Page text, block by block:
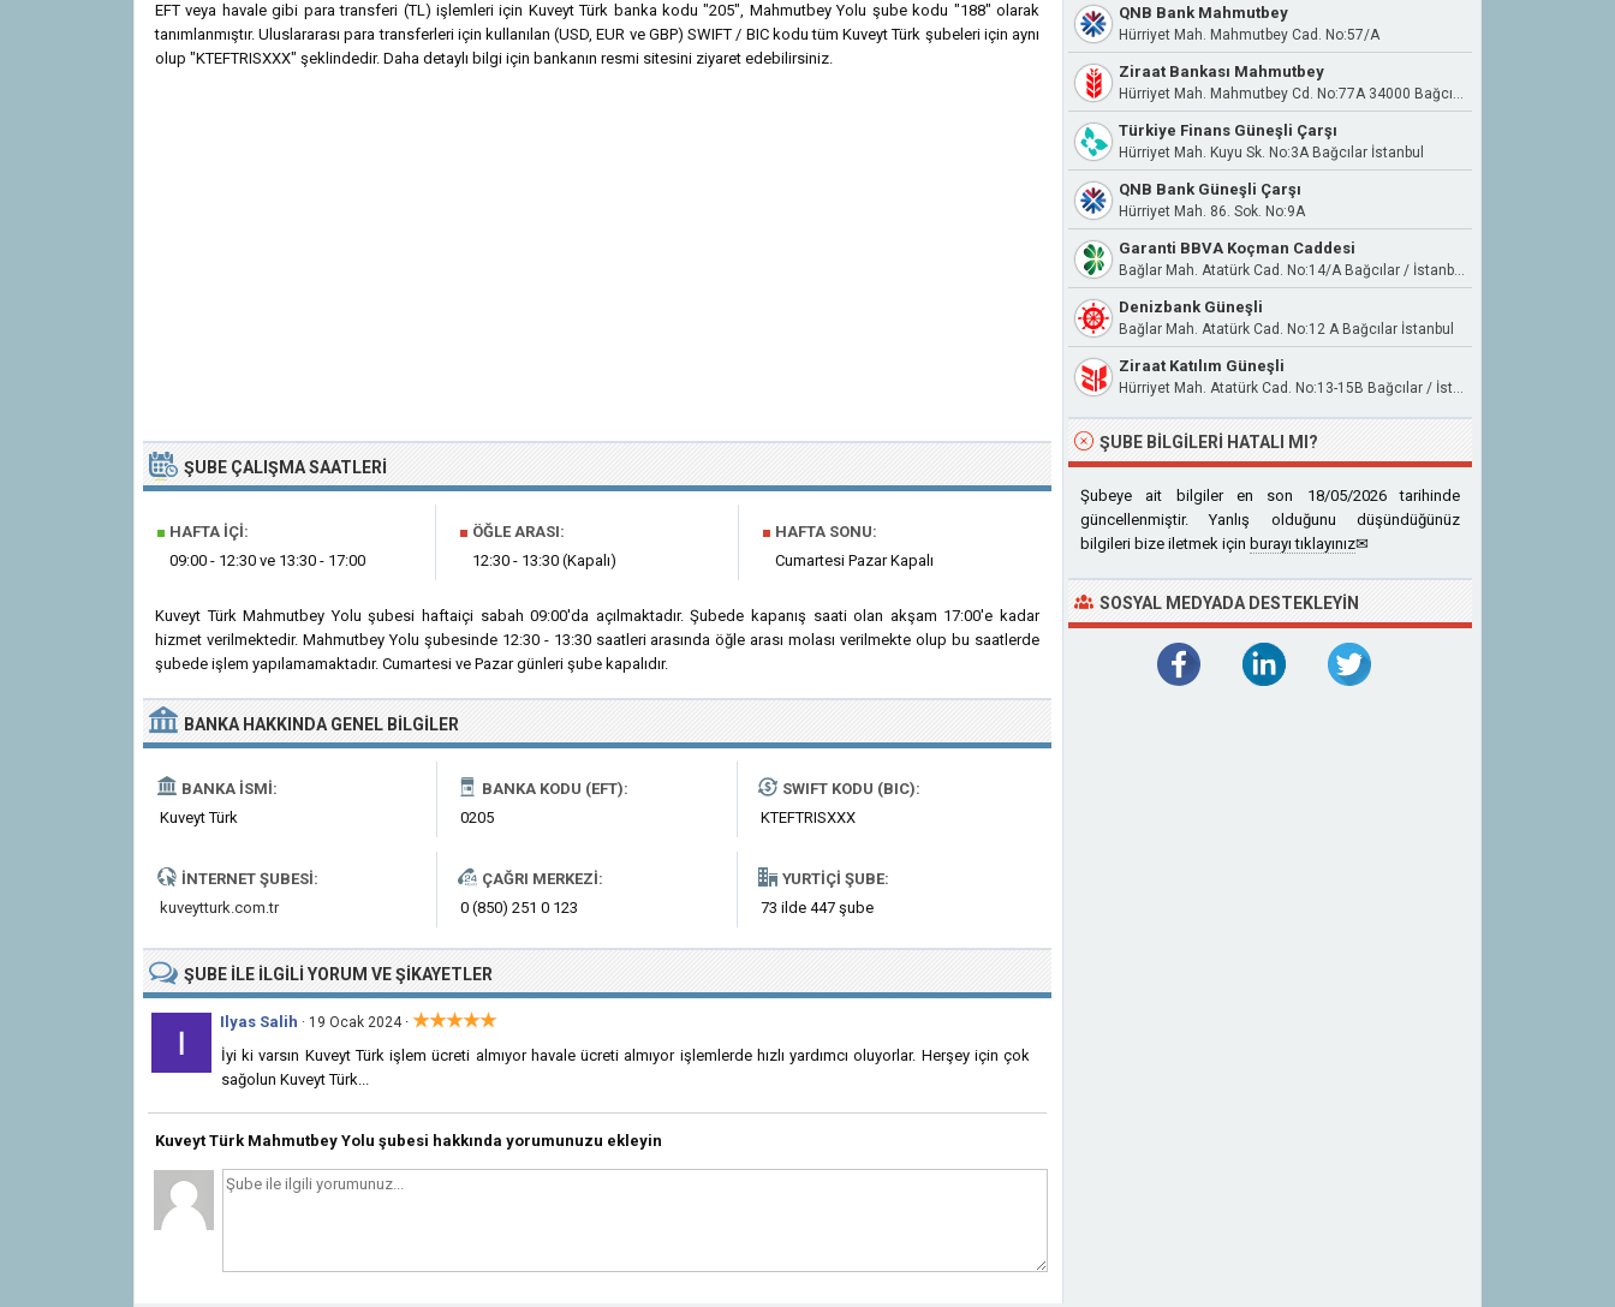
EFT veya havale gibi para transferi (TL) işlemleri için Kuveyt Türk banka kodu "205", Mahmutbey Yolu şube kodu "188" olarak
tanımlanmıştır. Uluslararası para transferleri için kullanılan (USD, EUR ve GBP) SWIFT / BIC kodu tüm Kuveyt Türk şubeleri için aynı
olup "KTEFTRISXXX" şeklindedir. Daha detaylı bilgi için bankanın resmi sitesini ziyaret edebilirsiniz.
ŞUBE ÇALIŞMA SAATLERI
■ HAFTA İÇI:
09:00 - 12:30 ve 13:30 - 17:00
■ ÖĞLE ARASI:
12:30 - 13:30 (Kapalı)
■ HAFTA SONU:
Cumartesi Pazar Kapalı
Kuveyt Türk Mahmutbey Yolu şubesi haftaiçi sabah 09:00'da açılmaktadır. Şubede kapanış saati olan akşam 17:00'e kadar
hizmet verilmektedir. Mahmutbey Yolu şubesinde 12:30 - 13:30 saatleri arasında öğle arası molası verilmekte olup bu saatlerde
şubede işlem yapılamamaktadır. Cumartesi ve Pazar günleri şube kapalıdır.
BANKA HAKKINDA GENEL BILGILER
BANKA İSMI:
Kuveyt Türk
BANKA KODU (EFT):
0205
SWIFT KODU (BIC):
KTEFTRISXXX
İNTERNET ŞUBESI:
kuveytturk.com.tr
ÇAĞRI MERKEZI:
0 (850) 251 0 123
YURTIÇI ŞUBE:
73 ilde 447 şube
ŞUBE ILE İLGILIYORUM VE ŞIKAYETLER
Ilyas Salih · 19 Ocak 2024· ★★★★★
İyi ki varsın Kuveyt Türk işlem ücreti almıyor havale ücreti almıyor işlemlerde hızlı yardımcı oluyorlar. Herşey için çok
sağolun Kuveyt Türk...
Kuveyt Türk Mahmutbey Yolu şubesi hakkında yorumunuzu ekleyin
QNB Bank Mahmutbey
Hürriyet Mah. Mahmutbey Cad. No:57/A
Ziraat Bankası Mahmutbey
Hürriyet Mah. Mahmutbey Cd. No:77A 34000 Bağcılar İstanbul
Türkiye Finans Güneşli Çarşı
Hürriyet Mah. Kuyu Sk. No:3A Bağcılar İstanbul
QNB Bank Güneşli Çarşı
Hürriyet Mah. 86. Sok. No:9A
Garanti BBVA Koçman Caddesi
Bağlar Mah. Atatürk Cad. No:14/A Bağcılar / İstanbul
Denizbank Güneşli
Bağlar Mah. Atatürk Cad. No:12 A Bağcılar İstanbul
Ziraat Katılım Güneşli
Hürriyet Mah. Atatürk Cad. No:13-15B Bağcılar / İstanbul
ŞUBE BILGILERI HATALI MI?
Şubeye ait bilgiler en son 18/05/2026 tarihinde
güncellenmiştir. Yanlış olduğunu düşündüğünüz
bilgileri bize iletmek için burayı tıklayınız✉
SOSYAL MEDYADA DESTEKLEYIN